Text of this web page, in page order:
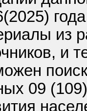
из
и
09